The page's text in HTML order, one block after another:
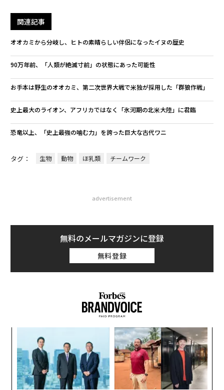
関連記事
オオカミから分岐し、ヒトの素晴らしい伴侶になったイヌの歴史
90万年前、「人類が絶滅寸前」の状態にあった可能性
お手本は野生のオオカミ、第二次世界大戦で米独が採用した「群狼作戦」
史上最大のライオン、アフリカではなく「氷河期の北米大陸」に君臨
恐竜以上、「史上最強の噛む力」を誇った巨大な古代ワニ
タグ： 生物 動物 ほ乳類 チームワーク
advertisement
無料のメールマガジンに登録
無料登録